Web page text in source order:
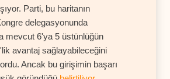
Parti, bu haritanın
delegasyonunda
mevcut 6'ya 5 üstünlüğün
avantaj sağlayabileceğini
Ancak bu girişimin başarı